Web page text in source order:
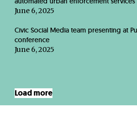
June 6, 2025
Civic Social Media team presenting at
conference
June 6, 2025
Load more